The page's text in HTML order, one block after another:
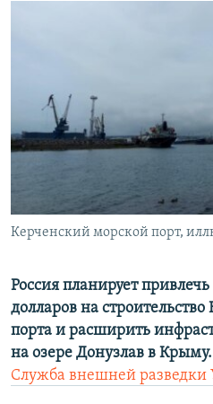
КРЫМ.НЕПОКОРЕННЫЙ
ELIFBE
Все сайты RFE/RL
Керченский морской порт,
Россия планирует
долларов на
порта и расширить
на озере Донузлав в
Служба внешней